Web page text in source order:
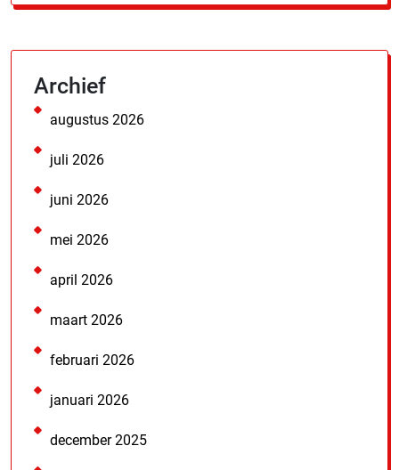
Archief
augustus 2026
juli 2026
juni 2026
mei 2026
april 2026
maart 2026
februari 2026
januari 2026
december 2025